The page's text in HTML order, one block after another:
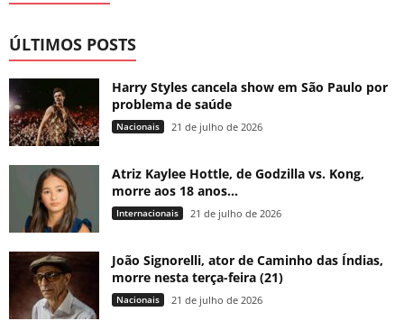
ÚLTIMOS POSTS
Harry Styles cancela show em São Paulo por
problema de saúde
Nacionais 21 de julho de 2026
Atriz Kaylee Hottle, de Godzilla vs. Kong,
morre aos 18 anos...
Internacionais 21 de julho de 2026
João Signorelli, ator de Caminho das Índias,
morre nesta terça-feira (21)
Nacionais 21 de julho de 2026